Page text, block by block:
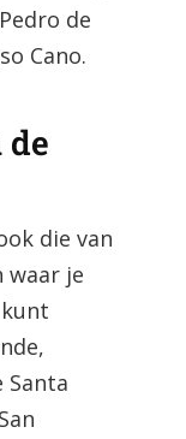
de
Cano.
die van
waar je
Santa